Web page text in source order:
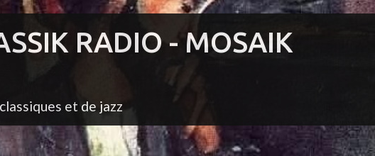
RADIO - MOSAIK
et de jazz